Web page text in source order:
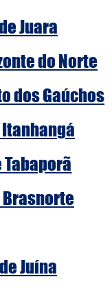
Juara
do Norte
dos Gaúchos
Juína